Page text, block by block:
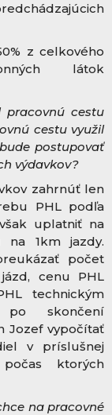
z celkového
látok
pracovnú cestu
cestu využil
postupovať
výdavkov?
zahrnúť len
PHL podľa
uplatniť na
na 1km jazdy.
počet
cenu PHL
technickým
po skončení
Jozef vypočítať
v príslušnej
ktorých
na pracovné